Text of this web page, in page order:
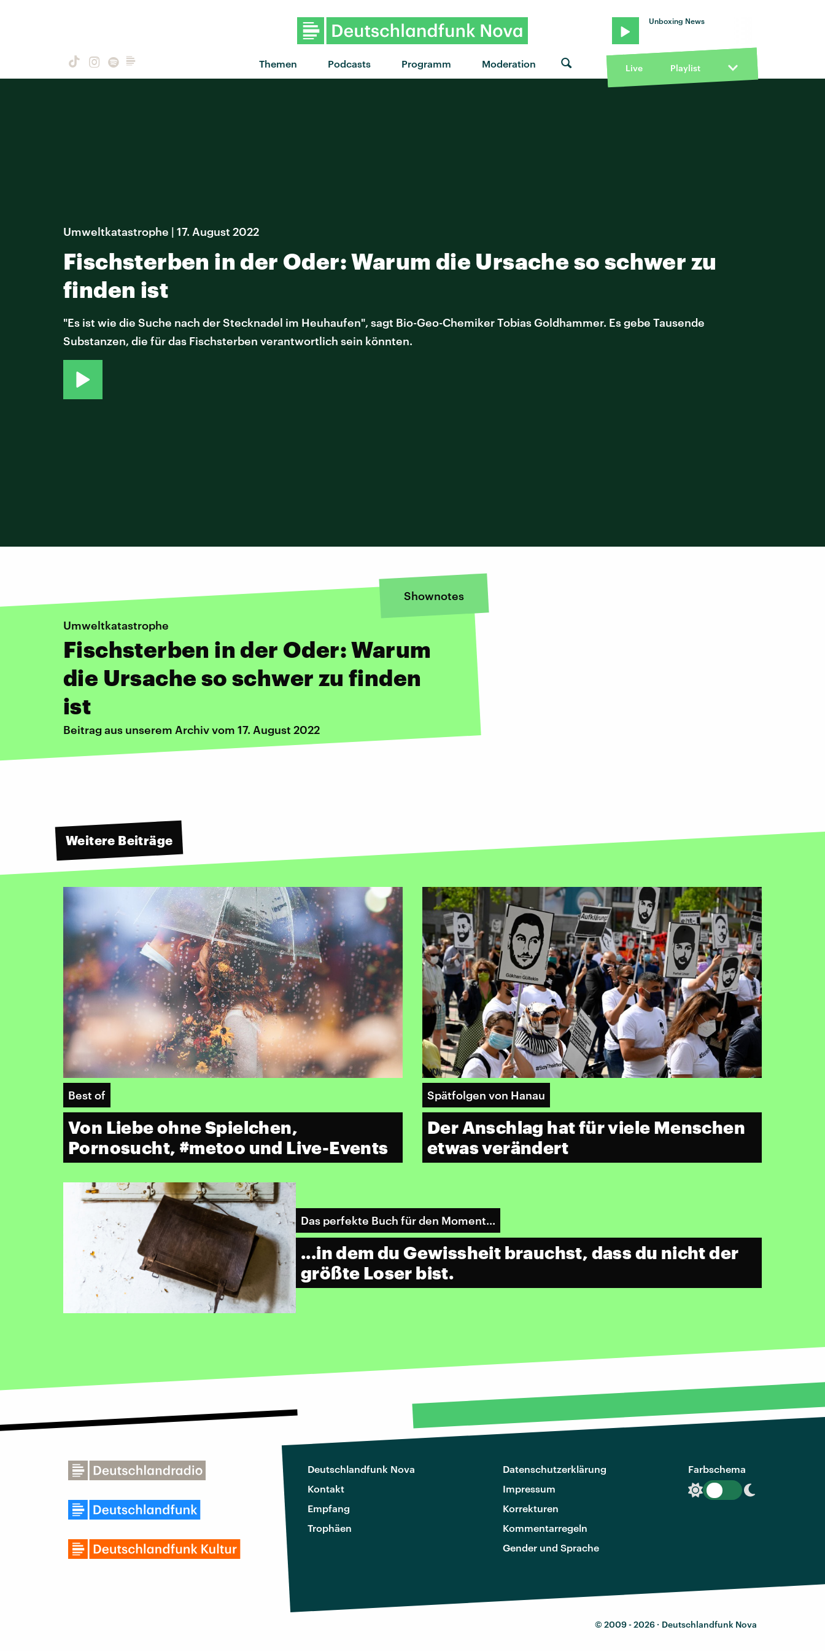
Themen Podcasts Programm Moderation
Unboxing News
Live Playlist
Umweltkatastrophe | 17. August 2022
Fischsterben in der Oder: Warum die Ursache so schwer zu
finden ist
"Es ist wie die Suche nach der Stecknadel im Heuhaufen", sagt Bio-Geo-Chemiker Tobias Goldhammer. Es gebe Tausende
Substanzen, die für das Fischsterben verantwortlich sein könnten.
Shownotes
Umweltkatastrophe
Fischsterben in der Oder: Warum
die Ursache so schwer zu finden
ist
Beitrag aus unserem Archiv vom 17. August 2022
Weitere Beiträge
Best of
Von Liebe ohne Spielchen,
Pornosucht, #metoo und Live-Events
Spätfolgen von Hanau
Der Anschlag hat für viele Menschen
etwas verändert
Das perfekte Buch für den Moment...
...in dem du Gewissheit brauchst, dass du nicht der
größte Loser bist.
Deutschlandfunk Nova
Kontakt
Empfang
Trophäen
Datenschutzerklärung
Impressum
Korrekturen
Kommentarregeln
Gender und Sprache
Farbschema
© 2009 - 2026 · Deutschlandfunk Nova